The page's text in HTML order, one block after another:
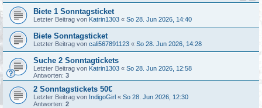
Biete 1 Sonntagsticket
Letzter Beitrag von Katrin1303 « So 28. Jun 2026, 14:40
Biete Sonntagsticket
Letzter Beitrag von cali567891123 « So 28. Jun 2026, 14:28
Suche 2 Sonntagtickets
Letzter Beitrag von Katrin1303 « So 28. Jun 2026, 12:58
Antworten: 3
2 Sonntagstickets 50€
Letzter Beitrag von IndigoGirl « So 28. Jun 2026, 12:30
Antworten: 2